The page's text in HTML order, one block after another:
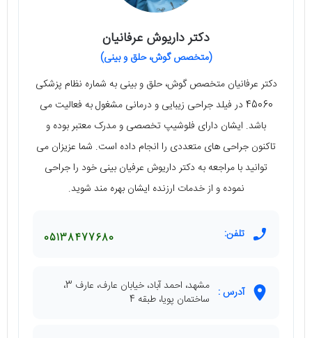
دکتر داریوش عرفانیان
(متخصص گوش، حلق و بینی)
دکتر عرفانیان متخصص گوش، حلق و بینی به شماره نظام پزشکی
45060 در فیلد جراحی زیبایی و درمانی مشغول به فعالیت می
باشد. ایشان دارای فلوشیپ تخصصی و مدرک معتبر بوده و
تاکنون جراحی های متعددی را انجام داده است. شما عزیزان می
توانید با مراجعه به دکتر داریوش عرفیان بینی خود را جراحی
نموده و از خدمات ارزنده ایشان بهره مند شوید.
تلفن: 05138477680
آدرس :
مشهد، احمد آباد، خیابان عارف، عارف 3،
ساختمان پویا، طبقه 4